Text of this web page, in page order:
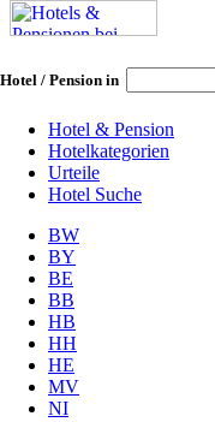
Hotel / Pension in
Hotel & Pension
Hotelkategorien
Urteile
Hotel Suche
BW
BY
BE
BB
HB
HH
HE
MV
NI